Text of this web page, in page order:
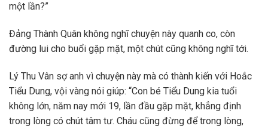
một lần?”
Đảng Thành Quân không nghĩ chuyện này quanh co, còn
đường lui cho buổi gặp mặt, một chút cũng không nghĩ tới.
Lý Thu Vân sợ anh vì chuyện này mà có thành kiến với Hoắc
Tiểu Dung, vội vàng nói giúp: “Con bé Tiểu Dung kia tuổi
không lớn, năm nay mới 19, lần đầu gặp mặt, khẳng định
trong lòng có chút tâm tư. Cháu cũng đừng để trong lòng,